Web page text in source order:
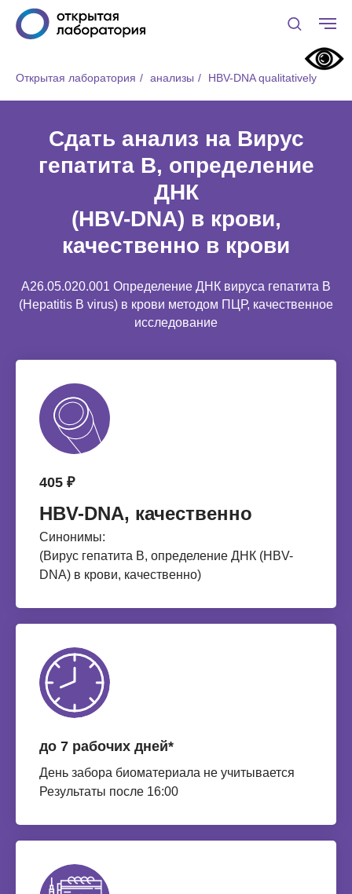
Открытая лаборатория / анализы / HВV-DNA qualitatively
Сдать анализ на Вирус
гепатита В, определение
ДНК
(HВV-DNA) в крови,
качественно в крови
A26.05.020.001 Определение ДНК вируса гепатита B
(Hepatitis B virus) в крови методом ПЦР, качественное
исследование
405 ₽
HВV-DNA, качественно
Синонимы:
(Вирус гепатита В, определение ДНК (HВV-
DNA) в крови, качественно)
до 7 рабочих дней*
День забора биоматериала не учитывается
Результаты после 16:00